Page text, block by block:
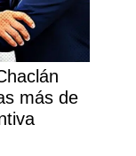
más de